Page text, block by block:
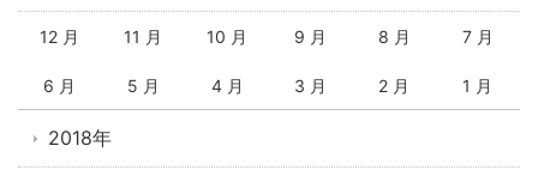
12 月 11 月 10 月 9 月 8 月 7 月
6 月 5 月 4 月 3 月 2 月 1 月
2018年